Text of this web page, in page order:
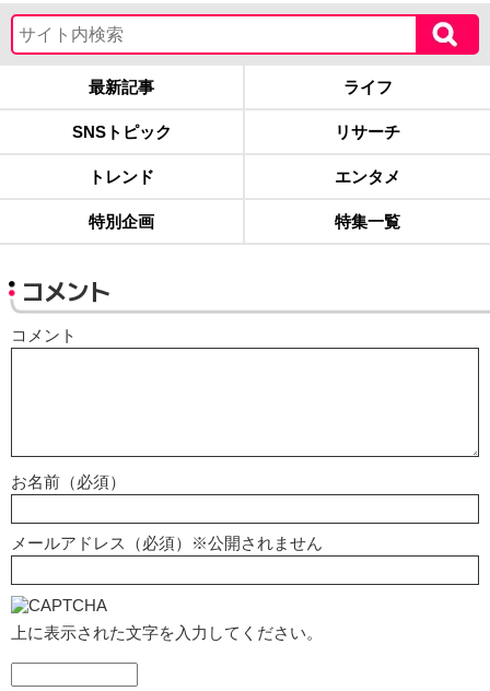
最新記事 ライフ
SNSトピック リサーチ
トレンド エンタメ
特別企画 特集一覧
コメント
コメント
お名前（必須）
メールアドレス（必須）※公開されません
上に表示された文字を入力してください。